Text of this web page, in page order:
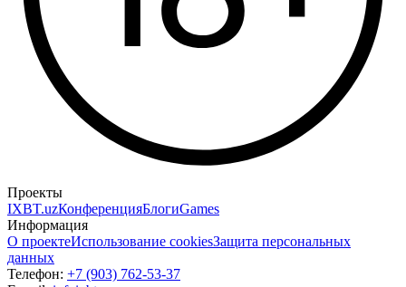
Проекты
IXBT.uzКонференцияБлогиGames
Информация
О проектеИспользование cookiesЗащита персональных
данных
Телефон: +7 (903) 762-53-37